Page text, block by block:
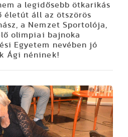
a legidősebb ötkarikás
életút áll az ötszörös
a Nemzet Sportolója,
olimpiai bajnoka
Egyetem nevében jó
Ági néninek!